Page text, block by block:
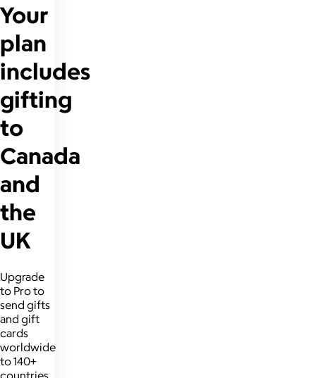
Your
plan
includes
gifting
to
Canada
and
the
UK
Upgrade
to Pro to
send gifts
and gift
cards
worldwide
to 140+
countries.